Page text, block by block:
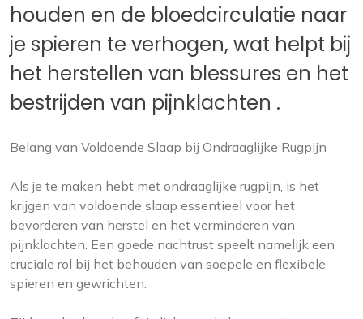
houden en de bloedcirculatie naar
je spieren te verhogen, wat helpt bij
het herstellen van blessures en het
bestrijden van pijnklachten .
Belang van Voldoende Slaap bij Ondraaglijke Rugpijn
Als je te maken hebt met ondraaglijke rugpijn, is het
krijgen van voldoende slaap essentieel voor het
bevorderen van herstel en het verminderen van
pijnklachten. Een goede nachtrust speelt namelijk een
cruciale rol bij het behouden van soepele en flexibele
spieren en gewrichten.